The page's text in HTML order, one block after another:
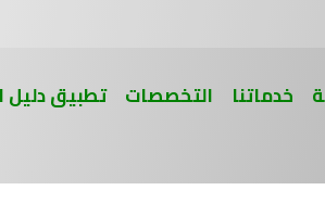
خدماتنا التخصصات تطبيق دليل